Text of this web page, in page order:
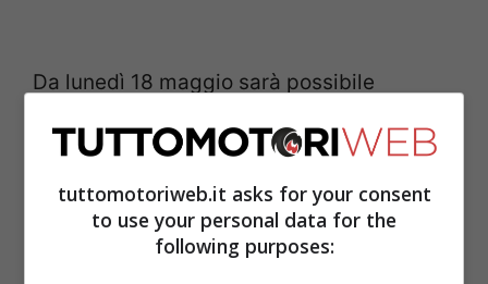
Da lunedì 18 maggio sarà possibile
senza dover portare con sé
l’autocertificazione. Possibili gli
spostamenti anche per intrattenimento,
tuttomotoriweb.it asks for your consent
to use your personal data for the
following purposes: